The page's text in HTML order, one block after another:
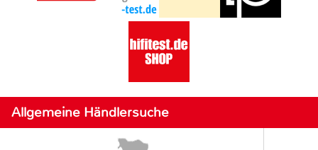
Allgemeine Händlersuche